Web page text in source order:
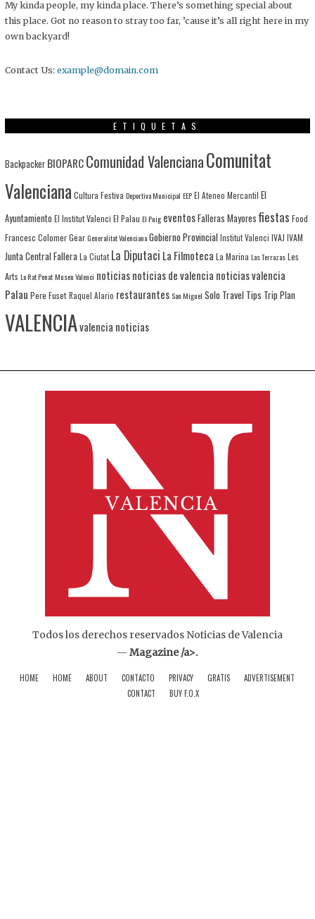
My kinda people, my kinda place. There’s something special about
this place. Got no reason to stray too far, ’cause it’s all right here in my
own backyard!
Contact Us: example@domain.com
ETIQUETAS
Backpacker BIOPARCComunidad ValencianaComunitat
Valenciana Cultura Festiva Deportiva Municipal EEP El Ateneo Mercantil El
Ayuntamiento El Institut Valenci El Palau El Puig eventosFalleras Mayoresfiestas Food
Francesc ColomerGear Generalitat Valenciana Gobierno Provincial Institut Valenci IVAJ IVAM
Junta Central Fallera La Ciutat La Diputaci La Filmoteca La Marina Las Terrazas Les
Arts Lo Rat Penat Museu Valenci noticiasnoticias de valencia noticias valencia
Palau Pere Fuset Raquel Alario restaurantes San Miguel Solo Travel Tips Trip Plan
VALENCIAvalencia noticias
Todos los derechos reservados Noticias de Valencia
—Magazine /a>.
HOME HOME ABOUT CONTACTO PRIVACY GRATIS
ADVERTISEMENT
CONTACT
BUY F.O.X